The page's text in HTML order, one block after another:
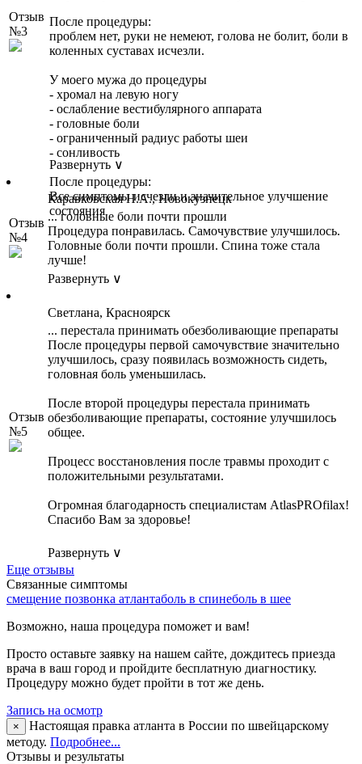
Отзыв
№3
После процедуры:
проблем нет, руки не немеют, голова не болит, боли в
коленных суставах исчезли.
У моего мужа до процедуры
- хромал на левую ногу
- ослабление вестибулярного аппарата
- головные боли
- ограниченный радиус работы шеи
- сонливость
После процедуры:
Все симптомы исчезли и значительное улучшение
состояния
Развернуть ∨
Отзыв
№4
Каравковская Н.А., Новокузнецк
... головные боли почти прошли
Процедура понравилась. Самочувствие улучшилось.
Головные боли почти прошли. Спина тоже стала
лучше!
Развернуть ∨
Отзыв
№5
Светлана, Красноярск
... перестала принимать обезболивающие препараты
После процедуры первой самочувствие значительно
улучшилось, сразу появилась возможность сидеть,
головная боль уменьшилась.
После второй процедуры перестала принимать
обезболивающие препараты, состояние улучшилось
общее.
Процесс восстановления после травмы проходит с
положительными результатами.
Огромная благодарность специалистам AtlasPROfilax!
Спасибо Вам за здоровье!
Развернуть ∨
Еще отзывы
Связанные симптомы
смещение позвонка атлантаболь в спинеболь в шее
Возможно, наша процедура поможет и вам!
Просто оставьте заявку на нашем сайте, дождитесь приезда
врача в ваш город и пройдите бесплатную диагностику.
Процедуру можно будет пройти в тот же день.
Запись на осмотр
×
Настоящая правка атланта в России по швейцарскому
методу. Подробнее...
Отзывы и результаты